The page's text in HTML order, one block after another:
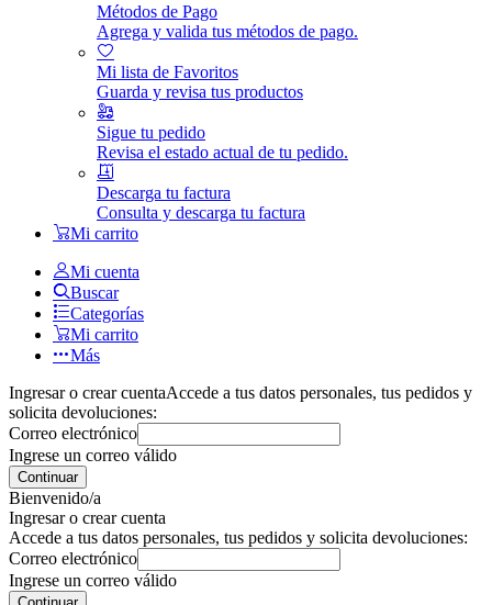
Métodos de Pago
Agrega y valida tus métodos de pago.
Mi lista de Favoritos
Guarda y revisa tus productos
Sigue tu pedido
Revisa el estado actual de tu pedido.
Descarga tu factura
Consulta y descarga tu factura
Mi carrito
Mi cuenta
Buscar
Categorías
Mi carrito
Más
Ingresar o crear cuentaAccede a tus datos personales, tus pedidos y
solicita devoluciones:
Correo electrónico
Ingrese un correo válido
Continuar
Bienvenido/a
Ingresar o crear cuenta
Accede a tus datos personales, tus pedidos y solicita devoluciones:
Correo electrónico
Ingrese un correo válido